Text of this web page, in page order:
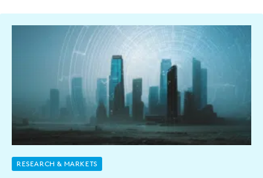
RESEARCH & MARKETS